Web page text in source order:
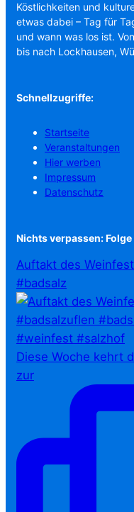
Köstlichkeiten und
etwas dabei – Tag für
und wann was los ist.
bis nach Lockhausen,
Schnellzugriffe:
Startseite
Veranstaltungen
Hier werben
Impressum
Datenschutz
Nichts verpassen:
Auftakt des
#badsalz
Diese Woche kehrt
zur